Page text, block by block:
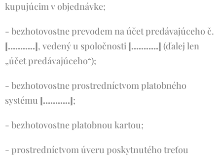
kupujúcim v objednávke;
- bezhotovostne prevodem na účet predávajúceho č.
[………..], vedený u spoločnosti [………..] (ďalej len
„účet predávajúceho“);
- bezhotovostne prostredníctvom platobného
systému [………..];
- bezhotovostne platobnou kartou;
- prostredníctvom úveru poskytnutého treťou